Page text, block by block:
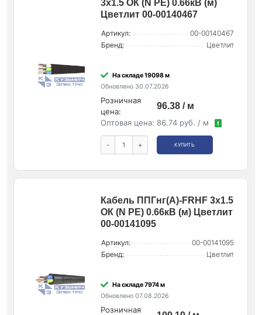
3х1.5 ОК (N PE) 0.66кВ (м)
Цветлит 00-00140467
Артикул:
00-00140467
Бренд:
Цветлит
На складе 19098 м
Обновлено 30.07.2026
Розничная
цена:
96.38 / м
Оптовая цена: 86.74 руб. / м !
- + КУПИТЬ
Кабель ППГнг(А)-FRHF 3х1.5
ОК (N PE) 0.66кВ (м) Цветлит
00-00141095
Артикул:
00-00141095
Бренд:
Цветлит
На складе 7974 м
Обновлено 07.08.2026
Розничная